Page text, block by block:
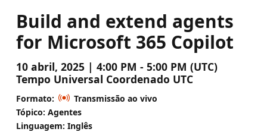
Build and extend agents
for Microsoft 365 Copilot
10 abril, 2025 | 4:00 PM - 5:00 PM (UTC)
Tempo Universal Coordenado UTC
Formato:
Transmissão ao vivo
Tópico: Agentes
Linguagem: Inglês